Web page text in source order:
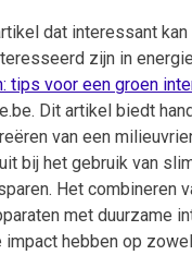
dat interessant
zijn in
tips voor een groen
Dit artikel biedt
van een
bij het gebruik van
Het combineren
met duurzame
hebben op